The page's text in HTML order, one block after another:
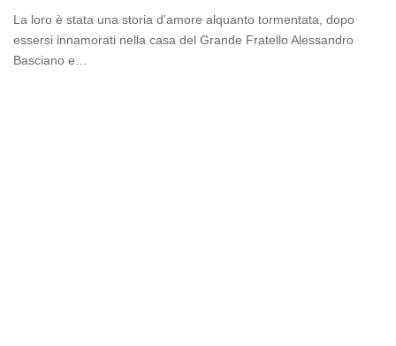
La loro è stata una storia d’amore alquanto tormentata, dopo
essersi innamorati nella casa del Grande Fratello Alessandro
Basciano e…